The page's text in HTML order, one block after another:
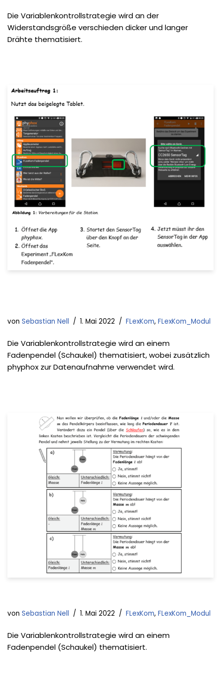
Die Variablenkontrollstrategie wird an der
Widerstandsgröße verschieden dicker und langer
Drähte thematisiert.
von Sebastian Nell 1. Mai 2022 FLexKom, FLexKom_Modul
Die Variablenkontrollstrategie wird an einem
Fadenpendel (Schaukel) thematisiert, wobei zusätzlich
phyphox zur Datenaufnahme verwendet wird.
von Sebastian Nell 1. Mai 2022 FLexKom, FLexKom_Modul
Die Variablenkontrollstrategie wird an einem
Fadenpendel (Schaukel) thematisiert.